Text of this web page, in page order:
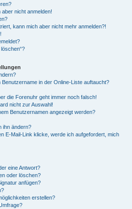
nicht anmelden!
kann mich aber nicht mehr anmelden?!
in der Online-Liste auftaucht?
die Forenuhr geht immer noch falsch!
nicht zur Auswahl!
Benutzernamen angezeigt werden?
ihn ändern?
E-Mail-Link klicke, werde ich aufgefordert, mich
eine Antwort?
oder löschen?
anfügen?
erstellen?